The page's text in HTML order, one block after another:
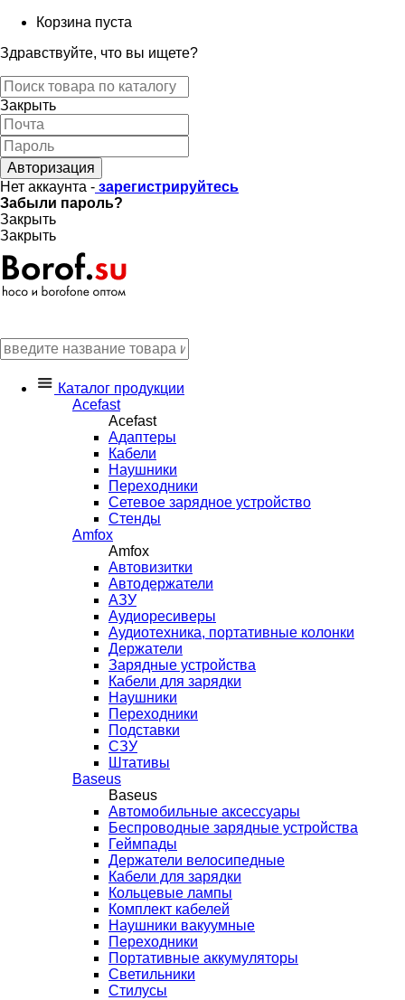
Корзина пуста
Здравствуйте, что вы ищете?
Закрыть
Авторизация
Нет аккаунта - зарегистрируйтесь
Забыли пароль?
Закрыть
Закрыть
Каталог продукции
Acefast
Acefast
Адаптеры
Кабели
Наушники
Переходники
Сетевое зарядное устройство
Стенды
Amfox
Amfox
Автовизитки
Автодержатели
АЗУ
Аудиоресиверы
Аудиотехника, портативные колонки
Держатели
Зарядные устройства
Кабели для зарядки
Наушники
Переходники
Подставки
СЗУ
Штативы
Baseus
Baseus
Автомобильные аксессуары
Беспроводные зарядные устройства
Геймпады
Держатели велосипедные
Кабели для зарядки
Кольцевые лампы
Комплект кабелей
Наушники вакуумные
Переходники
Портативные аккумуляторы
Светильники
Стилусы